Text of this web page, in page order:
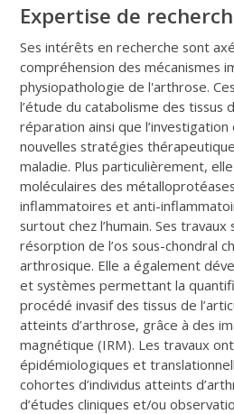
Expertise de
Ses intérêts en recherche sont
compréhension des mécanismes
physiopathologie de l'arthrose.
l’étude du catabolisme des tissus
réparation ainsi que
nouvelles stratégies
maladie. Plus particulièrement,
moléculaires des
inflammatoires et anti-
surtout chez l’humain. Ses
résorption de l’os sous-chondral
arthrosique. Elle a également
et systèmes permettant la
procédé invasif des tissus de
atteints d’arthrose, grâce à des
magnétique (IRM). Les travaux
épidémiologiques et
cohortes d’individus atteints
d’études cliniques et/ou